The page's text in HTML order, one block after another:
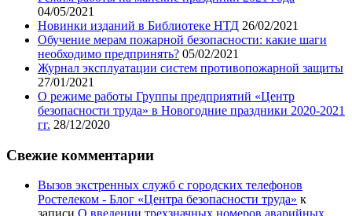
04/05/2021
Новинки изданий в Библиотеке НТД 26/02/2021
Обучение мерам пожарной безопасности: какие шаги
необходимо предпринять? 05/02/2021
Журнал эксплуатации систем противопожарной защиты
27/01/2021
О режиме работы Группы предприятий «Центр
безопасности труда» в Новогодние праздники 2020-2021
гг. 28/12/2020
Свежие комментарии
Вызов экстренных служб с городских телефонов
Ростелеком - Блог «Центра безопасности труда» к